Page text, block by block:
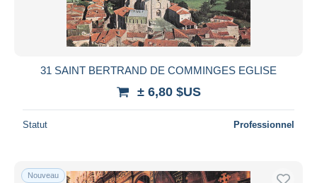
31 SAINT BERTRAND DE COMMINGES EGLISE
± 6,80 $US
Statut Professionnel
Nouveau